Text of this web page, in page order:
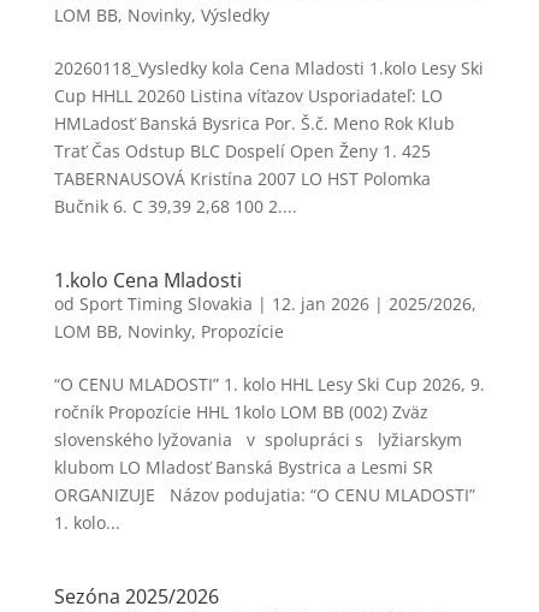
LOM BB, Novinky, Výsledky
20260118_Vysledky kola Cena Mladosti 1.kolo Lesy Ski
Cup HHLL 20260 Listina víťazov Usporiadateľ: LO
HMLadosť Banská Bysrica Por. Š.č. Meno Rok Klub
Trať Čas Odstup BLC Dospelí Open Ženy 1. 425
TABERNAUSOVÁ Kristína 2007 LO HST Polomka
Bučnik 6. C 39,39 2,68 100 2....
1.kolo Cena Mladosti
od Sport Timing Slovakia | 12. jan 2026| 2025/2026,
LOM BB, Novinky, Propozície
“O CENU MLADOSTI” 1. kolo HHL Lesy Ski Cup 2026, 9.
ročník Propozície HHL 1kolo LOM BB (002) Zväz
slovenského lyžovania v spolupráci s lyžiarskym
klubom LO Mladosť Banská Bystrica a Lesmi SR
ORGANIZUJE Názov podujatia: “O CENU MLADOSTI”
1. kolo...
Sezóna 2025/2026